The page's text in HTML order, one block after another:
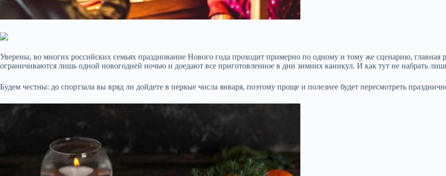
Уверены, во многих российских семьях празднование Нового года проходит примерно по одному и тому же сценарию, главная
ограничиваются лишь одной новогодней ночью и доедают все приготовленное в дни зимних каникул. И как тут не набрать
Будем честны: до спортзала вы вряд ли дойдете в первые числа января, поэтому проще и полезнее будет пересмотреть